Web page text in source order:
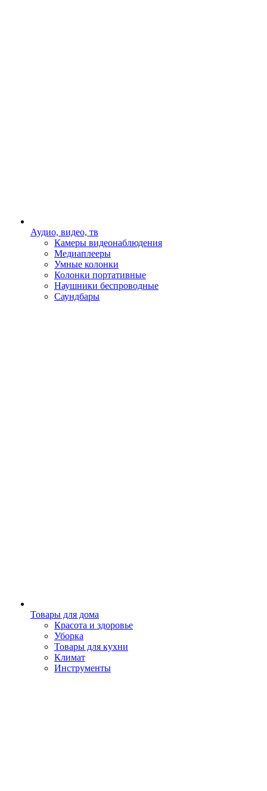
Аудио, видео, тв
Камеры видеонаблюдения
Медиаплееры
Умные колонки
Колонки портативные
Наушники беспроводные
Саундбары
Товары для дома
Красота и здоровье
Уборка
Товары для кухни
Климат
Инструменты